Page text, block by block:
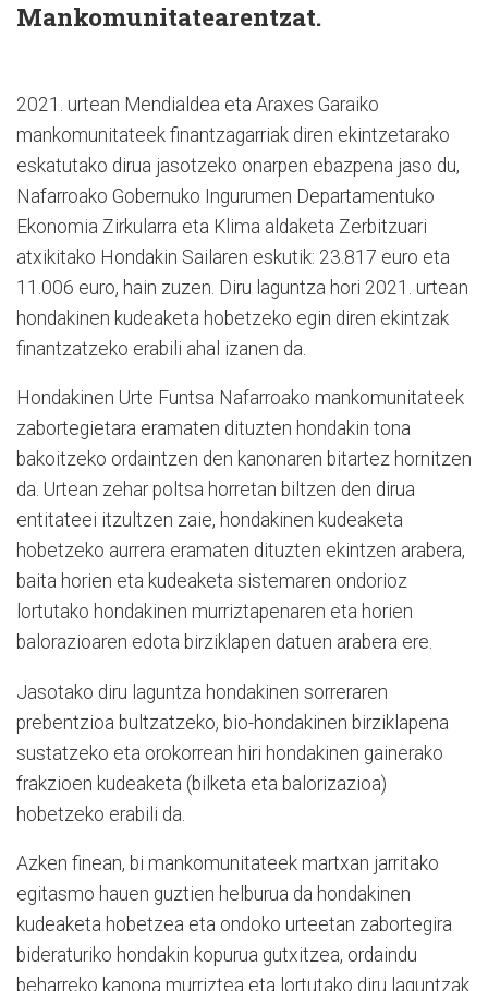
Mankomunitatearentzat.
2021. urtean Mendialdea eta Araxes Garaiko
mankomunitateek finantzagarriak diren ekintzetarako
eskatutako dirua jasotzeko onarpen ebazpena jaso du,
Nafarroako Gobernuko Ingurumen Departamentuko
Ekonomia Zirkularra eta Klima aldaketa Zerbitzuari
atxikitako Hondakin Sailaren eskutik: 23.817 euro eta
11.006 euro, hain zuzen. Diru laguntza hori 2021. urtean
hondakinen kudeaketa hobetzeko egin diren ekintzak
finantzatzeko erabili ahal izanen da.
Hondakinen Urte Funtsa Nafarroako mankomunitateek
zabortegietara eramaten dituzten hondakin tona
bakoitzeko ordaintzen den kanonaren bitartez hornitzen
da. Urtean zehar poltsa horretan biltzen den dirua
entitateei itzultzen zaie, hondakinen kudeaketa
hobetzeko aurrera eramaten dituzten ekintzen arabera,
baita horien eta kudeaketa sistemaren ondorioz
lortutako hondakinen murriztapenaren eta horien
balorazioaren edota birziklapen datuen arabera ere.
Jasotako diru laguntza hondakinen sorreraren
prebentzioa bultzatzeko, bio-hondakinen birziklapena
sustatzeko eta orokorrean hiri hondakinen gainerako
frakzioen kudeaketa (bilketa eta balorizazioa)
hobetzeko erabili da.
Azken finean, bi mankomunitateek martxan jarritako
egitasmo hauen guztien helburua da hondakinen
kudeaketa hobetzea eta ondoko urteetan zabortegira
bideraturiko hondakin kopurua gutxitzea, ordaindu
beharreko kanona murriztea eta lortutako diru laguntzak